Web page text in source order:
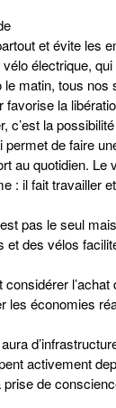
et évite les
électrique,
le matin, tous
la
la
de faire
au quotidien.
: il fait
pas le seul
et des vélos
économies
activement
de